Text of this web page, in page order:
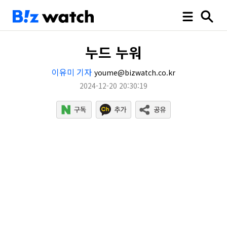
누드 누워
이유미 기자 youme@bizwatch.co.kr
2024-12-20 20:30:19